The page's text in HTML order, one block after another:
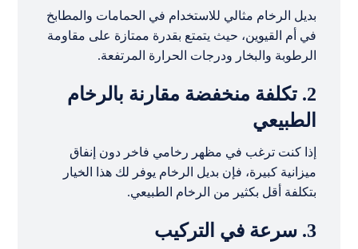
بديل الرخام مثالي للاستخدام في الحمامات والمطابخ
في أم القيوين، حيث يتمتع بقدرة ممتازة على مقاومة
الرطوبة والبخار ودرجات الحرارة المرتفعة.
2. تكلفة منخفضة مقارنة بالرخام
الطبيعي
إذا كنت ترغب في مظهر رخامي فاخر دون إنفاق
ميزانية كبيرة، فإن بديل الرخام يوفر لك هذا الخيار
بتكلفة أقل بكثير من الرخام الطبيعي.
3. سرعة في التركيب